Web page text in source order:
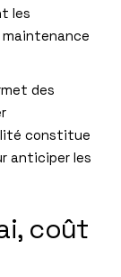
les
des
constitue
anticiper les
coût